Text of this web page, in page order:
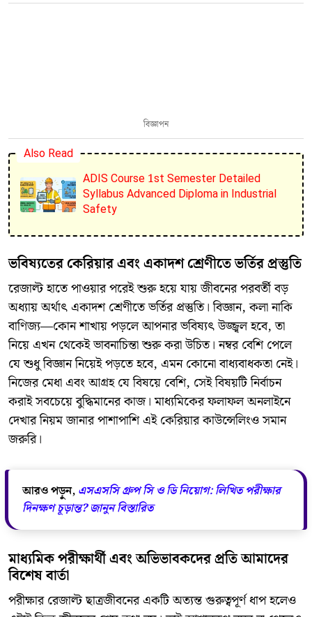
বিজ্ঞাপন
Also Read
ADIS Course 1st Semester Detailed
Syllabus Advanced Diploma in Industrial
Safety
ভবিষ্যতের কেরিয়ার এবং একাদশ শ্রেণীতে ভর্তির প্রস্তুতি
​রেজাল্ট হাতে পাওয়ার পরেই শুরু হয়ে যায় জীবনের পরবর্তী বড়
অধ্যায় অর্থাৎ একাদশ শ্রেণীতে ভর্তির প্রস্তুতি। বিজ্ঞান, কলা নাকি
বাণিজ্য—কোন শাখায় পড়লে আপনার ভবিষ্যৎ উজ্জ্বল হবে, তা
নিয়ে এখন থেকেই ভাবনাচিন্তা শুরু করা উচিত। নম্বর বেশি পেলে
যে শুধু বিজ্ঞান নিয়েই পড়তে হবে, এমন কোনো বাধ্যবাধকতা নেই।
নিজের মেধা এবং আগ্রহ যে বিষয়ে বেশি, সেই বিষয়টি নির্বাচন
করাই সবচেয়ে বুদ্ধিমানের কাজ। মাধ্যমিকের ফলাফল অনলাইনে
দেখার নিয়ম জানার পাশাপাশি এই কেরিয়ার কাউন্সেলিংও সমান
জরুরি।
আরও পড়ুন, এসএসসি গ্রুপ সি ও ডি নিয়োগ: লিখিত পরীক্ষার
দিনক্ষণ চূড়ান্ত? জানুন বিস্তারিত
মাধ্যমিক পরীক্ষার্থী এবং অভিভাবকদের প্রতি আমাদের
বিশেষ বার্তা
​পরীক্ষার রেজাল্ট ছাত্রজীবনের একটি অত্যন্ত গুরুত্বপূর্ণ ধাপ হলেও